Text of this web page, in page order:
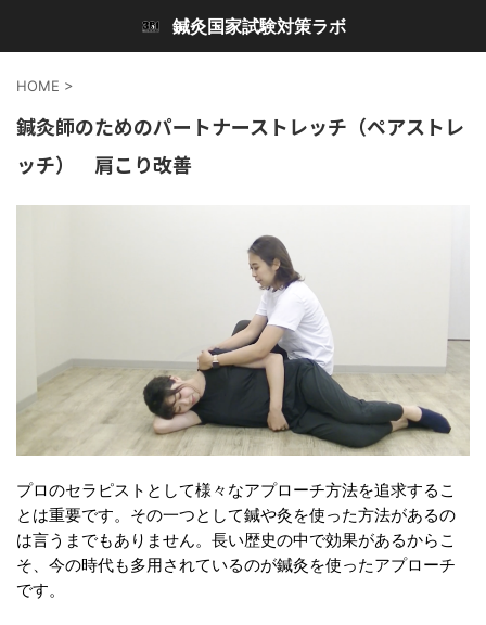
鍼灸国家試験対策ラボ
HOME >
鍼灸師のためのパートナーストレッチ（ペアストレ
ッチ） 肩こり改善
プロのセラピストとして様々なアプローチ方法を追求するこ
とは重要です。その一つとして鍼や灸を使った方法があるの
は言うまでもありません。長い歴史の中で効果があるからこ
そ、今の時代も多用されているのが鍼灸を使ったアプローチ
です。